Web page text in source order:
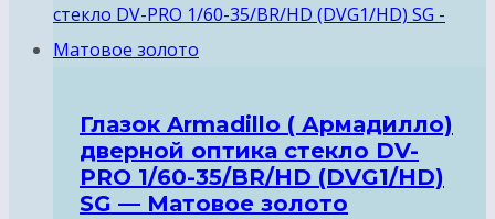
Глазок Armadillo ( Армадилло)
дверной оптика стекло DV-
PRO 1/60-35/BR/HD (DVG1/HD)
SG — Матовое золото